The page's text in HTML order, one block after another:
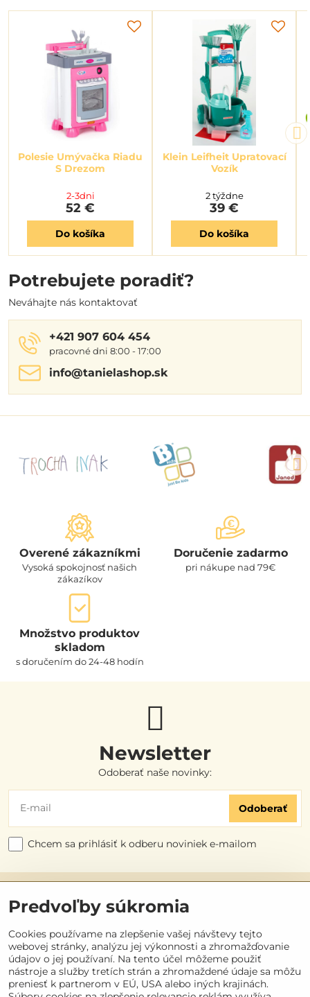
Polesie Umývačka Riadu
S Drezom
2-3dni
52 €
Do košíka
Klein Leifheit Upratovací
Vozík
2 týždne
39 €
Do košíka
Potrebujete poradiť?
Neváhajte nás kontaktovať
+421 907 604 454
pracovné dni 8:00 - 17:00
info​@tanielashop​.sk
Overené zákazníkmi
Vysoká spokojnosť našich
zákazíkov
Doručenie zadarmo
pri nákupe nad 79€
Množstvo produktov
skladom
s doručením do 24-48 hodín
Newsletter
Odoberať naše novinky:
Odoberať
Chcem sa prihlásiť k odberu noviniek e-mailom
Užitočné odkazy
Objednávky
Kontakt
Predvoľby súkromia
Cookies používame na zlepšenie vašej návštevy tejto
webovej stránky, analýzu jej výkonnosti a zhromažďovanie
údajov o jej používaní. Na tento účel môžeme použiť
nástroje a služby tretích strán a zhromaždené údaje sa môžu
preniesť k partnerom v EÚ, USA alebo iných krajinách.